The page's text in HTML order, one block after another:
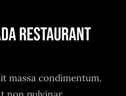
massa condimentum.